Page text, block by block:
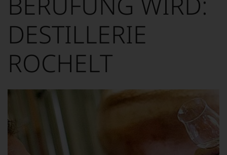
DESTILLERIE
ROCHELT